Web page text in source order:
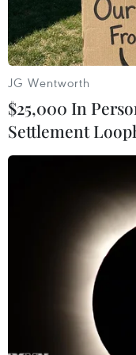
Thủ tướng Romania
ngày
Ngày 15/6, liên
quyết định trình
nhiệm đối với
JG Wentworth
$25,000 In
Settlement